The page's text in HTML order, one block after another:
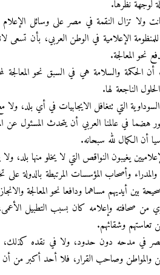
لوجهة نظرها.
ولا تزال النقمة في مصر على وسائل
الإعلامية في الوطن العربي، بأن تسعى
نحو المعالجة.
أن الحكمة والسلامة هي في السبق نحو
الناجعة لها.
التي تتغافل الايجابيات في أي بلد،
في عالمنا العربي أن يتحدث المسئول عن
أن الكمال لله سبحانه.
يغيبون النواقص التي لا يخلو منها بلد،
وأصحاب المؤسسات المرتبطة
بين أيديهم مساهما ودافعا نحو المعالجة
صحافته وإعلامه كان بسبب التطبيل
تعاستهم وشقائهم.
في مدحه دون حدود، ولا في نقده كذلك،
وصاحب القرار، فلا أحد أكبر من